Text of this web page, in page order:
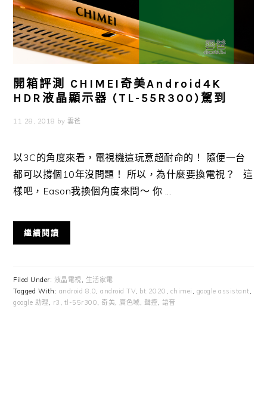
開箱評測 CHIMEI奇美Android4K
HDR液晶顯示器 (TL-55R300)駕到
11 28, 2018 by 雲爸
以3C的角度來看，電視機這玩意超耐命的！ 隨便一台
都可以撐個10年沒問題！ 所以，為什麼要換電視？ 這
樣吧，Eason我換個角度來問～ 你 ...
繼續閱讀
Filed Under: 液晶電視, 生活家電
Tagged With: android 8.0,android TV, bt.2020 , chimei , google assistant,
google 助理 , r3 , tl-55r300,奇美,廣色域, 聲控, 語音